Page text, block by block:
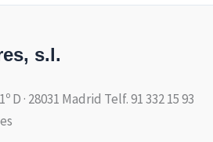
s.l.
D · 28031 Madrid Telf. 91 332 15 93